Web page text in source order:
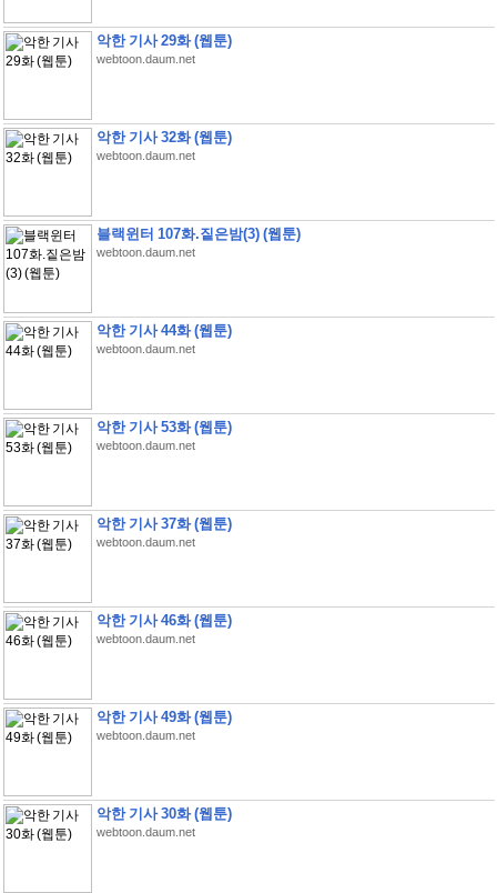
악한 기사 29화 (웹툰)
webtoon.daum.net
악한 기사 32화 (웹툰)
webtoon.daum.net
블랙윈터 107화.짙은밤(3) (웹툰)
webtoon.daum.net
악한 기사 44화 (웹툰)
webtoon.daum.net
악한 기사 53화 (웹툰)
webtoon.daum.net
악한 기사 37화 (웹툰)
webtoon.daum.net
악한 기사 46화 (웹툰)
webtoon.daum.net
악한 기사 49화 (웹툰)
webtoon.daum.net
악한 기사 30화 (웹툰)
webtoon.daum.net